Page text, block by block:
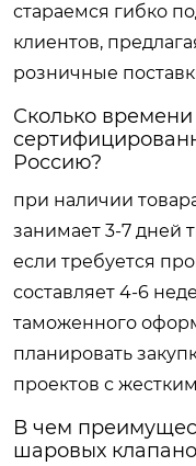
стараемся гибко
клиентов,
розничные
Сколько
Россию?
при наличии
занимает 3-7 дней
если требуется
составляет 4-6
таможенного
планировать
проектов с
В чем
шаровых